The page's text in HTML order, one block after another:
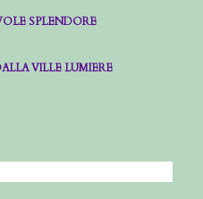
SPLENDORE
VILLE LUMIERE